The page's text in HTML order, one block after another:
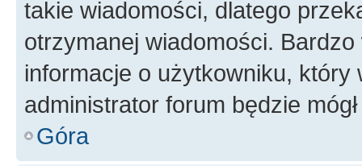
takie wiadomości, dlatego
otrzymanej wiadomości.
informacje o użytkowniku, który
administrator forum będzie
Góra